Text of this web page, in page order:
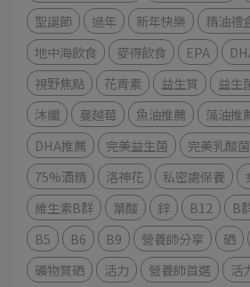
聖誕節
過年 新年快樂 精油禮
地中海飲食
麥得飲食 EPA
視野焦點
花青素 益生質 益生
沐纖
蔓越莓 魚油推薦 藻油推
DHA推薦
完美益生菌 完美乳酸菌
75%酒精
洛神花 私密處保養
維生素B群
葉酸 鋅 B12 B
B5
B6 B9 營養師分享 硒
礦物質硒
活力 營養師首選 活